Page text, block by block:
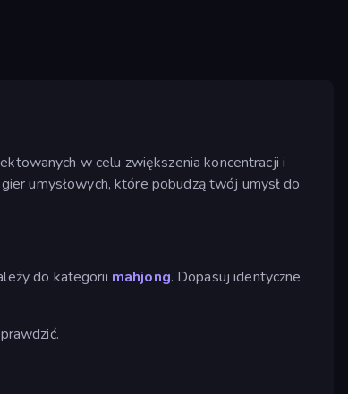
w celu zwiększenia koncentracji i
umysłowych, które pobudzą twój umysł do
do kategorii mahjong. Dopasuj identyczne